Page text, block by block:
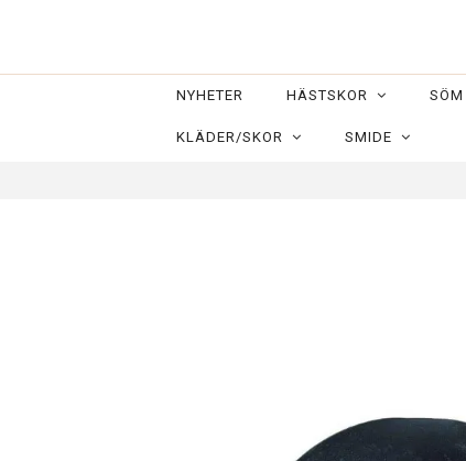
NYHETER HÄSTSKOR SÖM
KLÄDER/SKOR SMIDE